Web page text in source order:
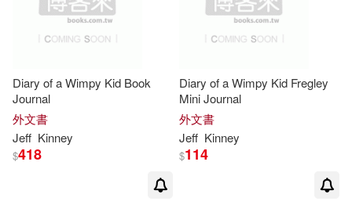
Diary of a Wimpy Kid Book
Journal
外文書
Jeff Kinney
$418
Diary of a Wimpy Kid Fregley
Mini Journal
外文書
Jeff Kinney
$114